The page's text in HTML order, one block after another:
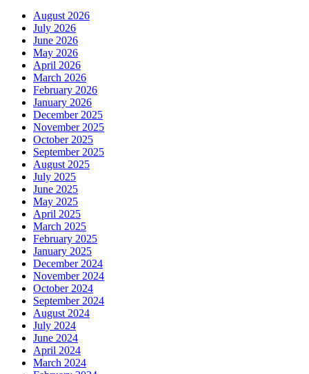
August 2026
July 2026
June 2026
May 2026
April 2026
March 2026
February 2026
January 2026
December 2025
November 2025
October 2025
September 2025
August 2025
July 2025
June 2025
May 2025
April 2025
March 2025
February 2025
January 2025
December 2024
November 2024
October 2024
September 2024
August 2024
July 2024
June 2024
April 2024
March 2024